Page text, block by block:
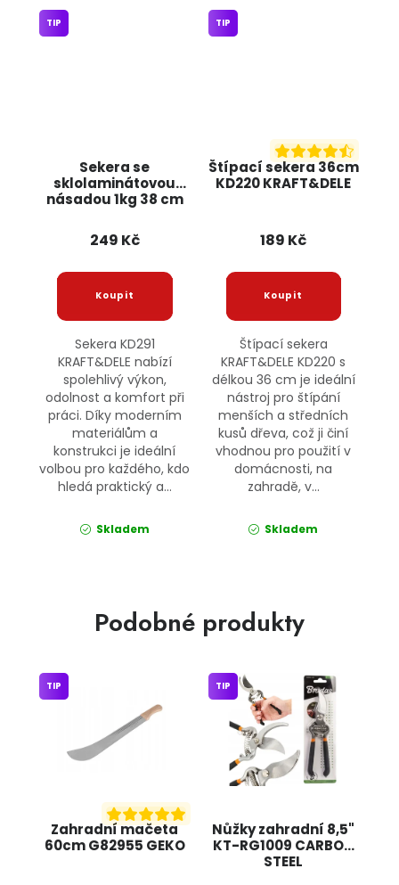
Sekera se
sklolaminátovou
násadou 1kg 38 cm
TIP
249 Kč
Sekera KD291
KRAFT&DELE nabízí
spolehlivý výkon,
odolnost a komfort při
práci. Díky moderním
materiálům a
konstrukci je ideální
volbou pro každého, kdo
hledá praktický a...
Skladem
Štípací sekera 36cm
KD220 KRAFT&DELE
TIP
189 Kč
Štípací sekera
KRAFT&DELE KD220 s
délkou 36 cm je ideální
nástroj pro štípání
menších a středních
kusů dřeva, což ji činí
vhodnou pro použití v
domácnosti, na
zahradě, v...
Skladem
Podobné produkty
Zahradní mačeta
60cm G82955 GEKO
TIP
Nůžky zahradní 8,5"
KT-RG1009 CARBON
STEEL
TIP